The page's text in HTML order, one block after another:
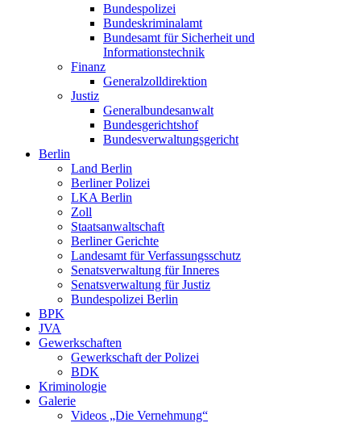
Bundespolizei
Bundeskriminalamt
Bundesamt für Sicherheit und
Informationstechnik
Finanz
Generalzolldirektion
Justiz
Generalbundesanwalt
Bundesgerichtshof
Bundesverwaltungsgericht
Berlin
Land Berlin
Berliner Polizei
LKA Berlin
Zoll
Staatsanwaltschaft
Berliner Gerichte
Landesamt für Verfassungsschutz
Senatsverwaltung für Inneres
Senatsverwaltung für Justiz
Bundespolizei Berlin
BPK
JVA
Gewerkschaften
Gewerkschaft der Polizei
BDK
Kriminologie
Galerie
Videos „Die Vernehmung“